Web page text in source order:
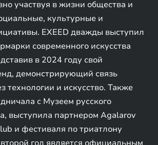
участвуя в жизни общества и
культурные и
EXEED дважды выступил
современного искусства
в 2024 году свой
демонстрирующий связь
технологии и искусство. Также
с Музеем русского
выступила партнером Agalarov
и фестиваля по триатлону